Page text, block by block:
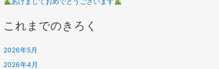
あけましておめでとうございます
これまでのきろく
2026年5月
2026年4月